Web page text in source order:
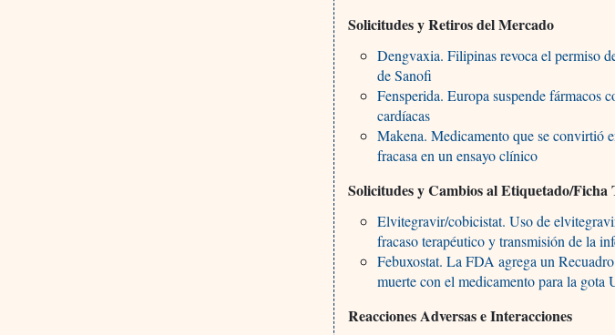
Solicitudes y Retiros del Mercado
Dengvaxia. Filipinas revoca el permiso
de Sanofi
Fensperida. Europa suspende fármacos
cardíacas
Makena. Medicamento que se convirtió
fracasa en un ensayo clínico
Solicitudes y Cambios al Etiquetado/Ficha
Elvitegravir/cobicistat. Uso de
fracaso terapéutico y transmisión de la
Febuxostat. La FDA agrega un
muerte con el medicamento para la gota
Reacciones Adversas e Interacciones